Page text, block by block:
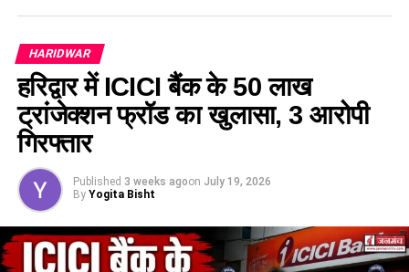
HARIDWAR
हरिद्वार में ICICI बैंक के 50 लाख
ट्रांजेक्शन फ्रॉड का खुलासा, 3 आरोपी
गिरफ्तार
Published 3 weeks agoon July 19, 2026
By Yogita Bisht